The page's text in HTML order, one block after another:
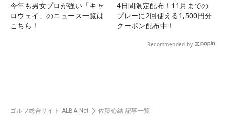
今年も男女プロが強い「キャ
ロウェイ」のニュース一覧は
こちら！
4日間限定配布！11月までの
プレーに2回使える1,500円分
クーポン配布中！
Recommended by
ゴルフ総合サイト ALBA Net 佐藤心結 記事一覧